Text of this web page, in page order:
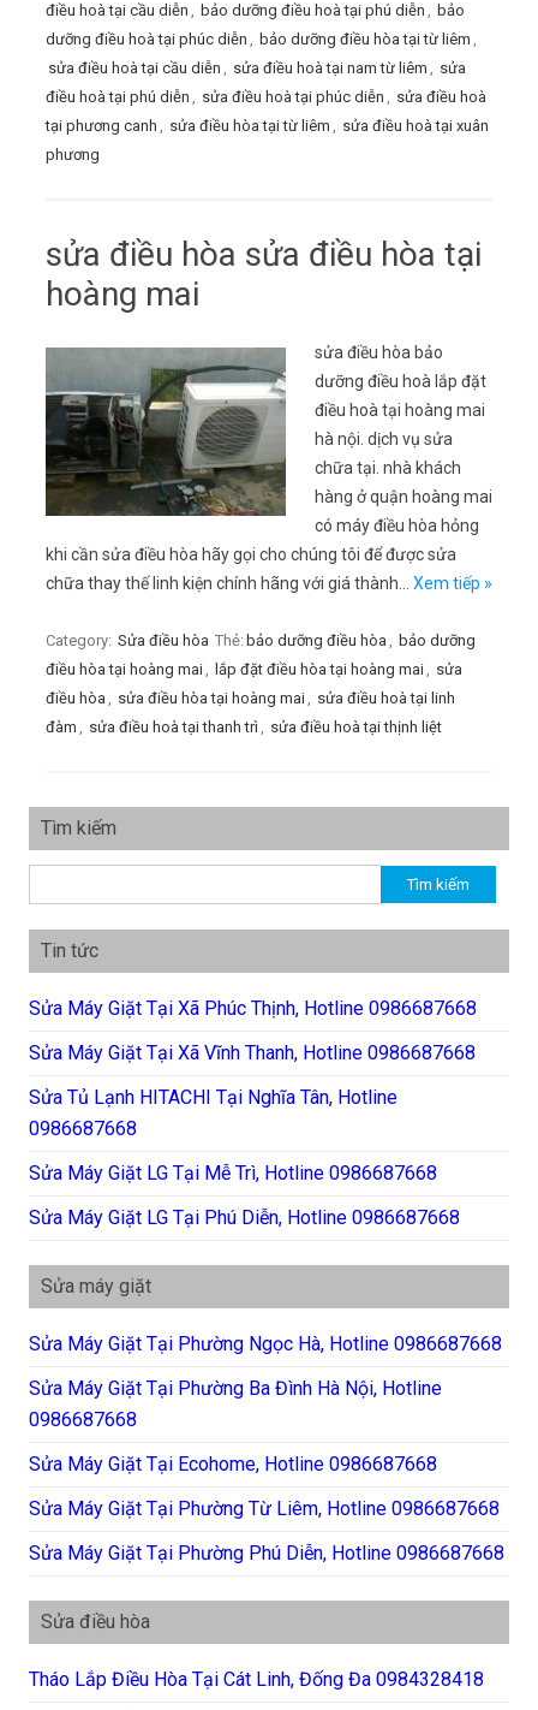
điều hoà tại cầu diễn , bảo dưỡng điều hoà tại phú diễn , bảo
dưỡng điều hoà tại phúc diễn , bảo dưỡng điều hòa tại từ liêm ,
sửa điều hoà tại cầu diễn , sửa điều hoà tại nam từ liêm , sửa
điều hoà tại phú diễn , sửa điều hoà tại phúc diễn , sửa điều hoà
tại phương canh , sửa điều hòa tại từ liêm , sửa điều hoà tại xuân
phương
sửa điều hòa sửa điều hòa tại
hoàng mai
sửa điều hòa bảo
dưỡng điều hoà lắp đặt
điều hoà tại hoàng mai
hà nội. dịch vụ sửa
chữa tại. nhà khách
hàng ở quận hoàng mai
có máy điều hòa hỏng
khi cần sửa điều hòa hãy gọi cho chúng tôi để được sửa
chữa thay thế linh kiện chính hãng với giá thành… Xem tiếp »
Category: Sửa điều hòa Thẻ: bảo dưỡng điều hòa , bảo dưỡng
điều hòa tại hoàng mai, lắp đặt điều hòa tại hoàng mai, sửa
điều hòa , sửa điều hòa tại hoàng mai, sửa điều hoà tại linh
đàm , sửa điều hoà tại thanh trì , sửa điều hoà tại thịnh liệt
Tìm kiếm
Tin tức
Sửa Máy Giặt Tại Xã Phúc Thịnh, Hotline 0986687668
Sửa Máy Giặt Tại Xã Vĩnh Thanh, Hotline 0986687668
Sửa Tủ Lạnh HITACHI Tại Nghĩa Tân, Hotline
0986687668
Sửa Máy Giặt LG Tại Mễ Trì, Hotline 0986687668
Sửa Máy Giặt LG Tại Phú Diễn, Hotline 0986687668
Sửa máy giặt
Sửa Máy Giặt Tại Phường Ngọc Hà, Hotline 0986687668
Sửa Máy Giặt Tại Phường Ba Đình Hà Nội, Hotline
0986687668
Sửa Máy Giặt Tại Ecohome, Hotline 0986687668
Sửa Máy Giặt Tại Phường Từ Liêm, Hotline 0986687668
Sửa Máy Giặt Tại Phường Phú Diễn, Hotline 0986687668
Sửa điều hòa
Tháo Lắp Điều Hòa Tại Cát Linh, Đống Đa 0984328418